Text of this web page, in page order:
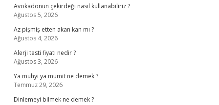
Avokadonun çekirdeği nasıl kullanabiliriz ?
Ağustos 5, 2026
Az pişmiş etten akan kan mı ?
Ağustos 4, 2026
Alerji testi fiyatı nedir ?
Ağustos 3, 2026
Ya muhyi ya mumit ne demek ?
Temmuz 29, 2026
Dinlemeyi bilmek ne demek ?